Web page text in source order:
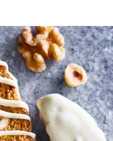
1 min. Zeef de bloem,
ca. 30 cm lang, 5 cm breed